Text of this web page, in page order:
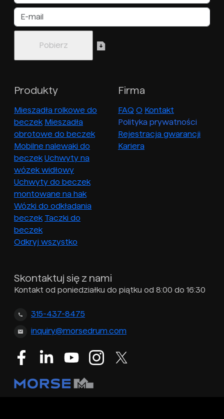
Produkty
Mieszadła rolkowe do
beczek Mieszadła
obrotowe do beczek
Mobilne nalewaki do
beczek Uchwyty na
wózek widłowy
Uchwyty do beczek
montowane na hak
Wózki do odkładania
beczek Taczki do
beczek
Odkryj wszystko
Firma
FAQ O Kontakt
Polityka prywatności
Rejestracja gwarancji
Kariera
Skontaktuj się z nami
Kontakt od poniedziałku do piątku od 8:00 do 16:30
315-437-8475
inquiry@morsedrum.com